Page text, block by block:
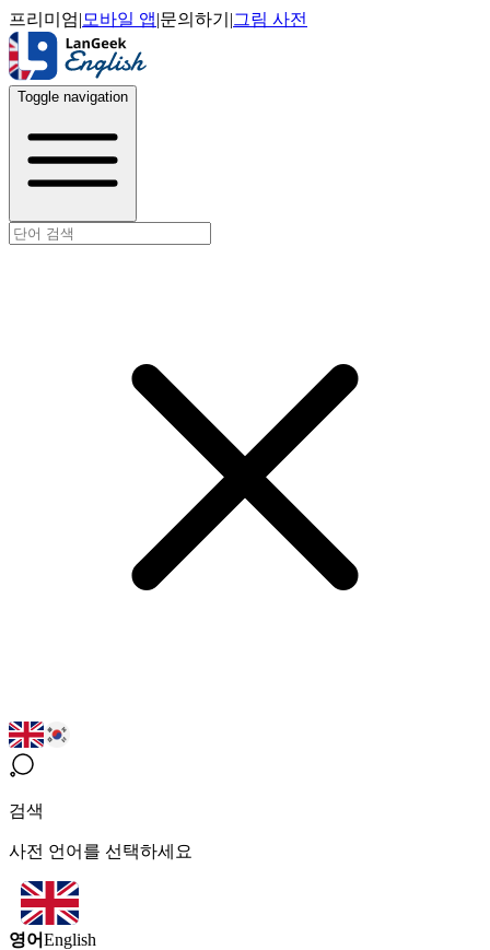
프리미엄| 모바일 앱|문의하기 |그림 사전
Toggle navigation
검색
사전 언어를 선택하세요
영어English